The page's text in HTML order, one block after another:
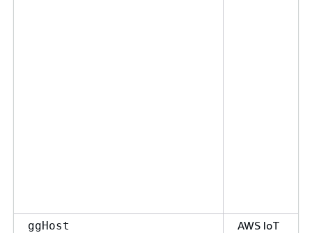
ggHost
AWS IoT